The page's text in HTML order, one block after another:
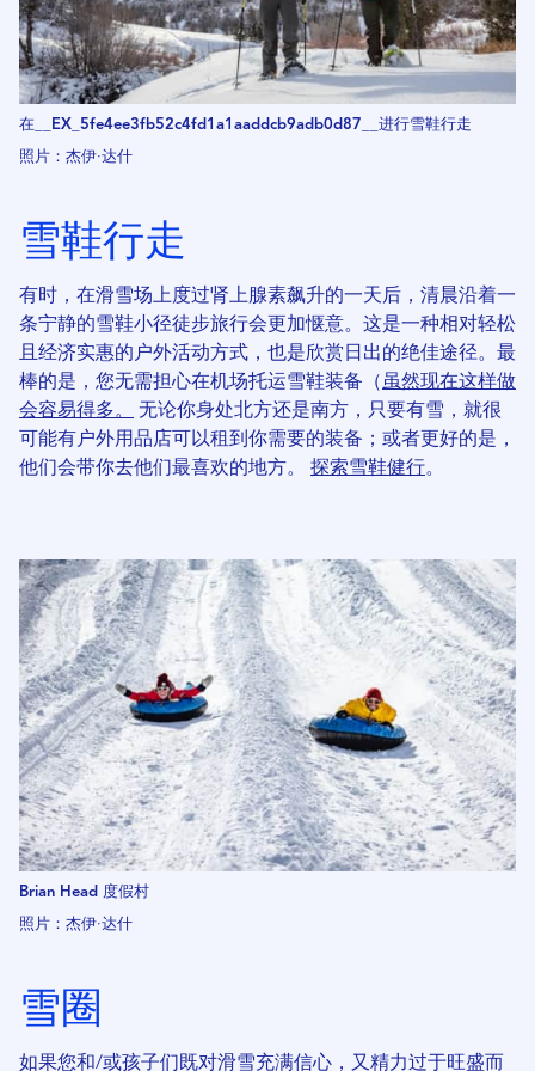
在__EX_5fe4ee3f​​b52c4fd1a1aaddcb9adb0d87__进行雪鞋行走
照片：杰伊·达什
雪鞋行走
有时，在滑雪场上度过肾上腺素飙升的一天后，清晨沿着一
条宁静的雪鞋小径徒步旅行会更加惬意。这是一种相对轻松
且经济实惠的户外活动方式，也是欣赏日出的绝佳途径。最
棒的是，您无需担心在机场托运雪鞋装备（虽然现在这样做
会容易得多。
无论你身处北方还是南方，只要有雪，就很
可能有户外用品店可以租到你需要的装备；或者更好的是，
他们会带你去他们最喜欢的地方。 探索雪鞋健行。
Brian Head 度假村
照片：杰伊·达什
雪圈
如果您和/或孩子们既对滑雪充满信心，又精力过于旺盛而